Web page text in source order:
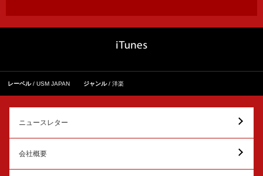
レーベル USM JAPAN ジャンル 洋楽
ニュースレター
会社概要